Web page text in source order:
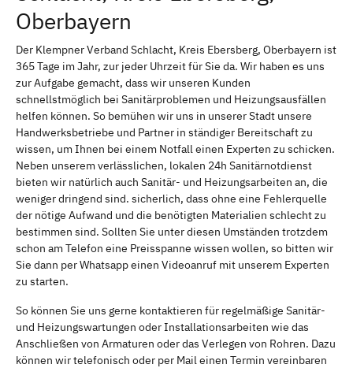
Oberbayern
Der Klempner Verband Schlacht, Kreis Ebersberg, Oberbayern ist
365 Tage im Jahr, zur jeder Uhrzeit für Sie da. Wir haben es uns
zur Aufgabe gemacht, dass wir unseren Kunden
schnellstmöglich bei Sanitärproblemen und Heizungsausfällen
helfen können. So bemühen wir uns in unserer Stadt unsere
Handwerksbetriebe und Partner in ständiger Bereitschaft zu
wissen, um Ihnen bei einem Notfall einen Experten zu schicken.
Neben unserem verlässlichen, lokalen 24h Sanitärnotdienst
bieten wir natürlich auch Sanitär- und Heizungsarbeiten an, die
weniger dringend sind. sicherlich, dass ohne eine Fehlerquelle
der nötige Aufwand und die benötigten Materialien schlecht zu
bestimmen sind. Sollten Sie unter diesen Umständen trotzdem
schon am Telefon eine Preisspanne wissen wollen, so bitten wir
Sie dann per Whatsapp einen Videoanruf mit unserem Experten
zu starten.
So können Sie uns gerne kontaktieren für regelmäßige Sanitär-
und Heizungswartungen oder Installationsarbeiten wie das
Anschließen von Armaturen oder das Verlegen von Rohren. Dazu
können wir telefonisch oder per Mail einen Termin vereinbaren